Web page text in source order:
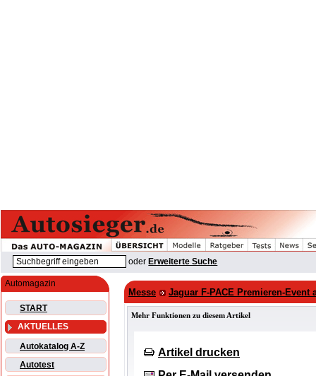
oder Erweiterte Suche
Automagazin
START
AKTUELLES
Autokatalog A-Z
Autotest
Messe Jaguar F-PACE Premieren-Event
Mehr Funktionen zu diesem Artikel
Artikel drucken